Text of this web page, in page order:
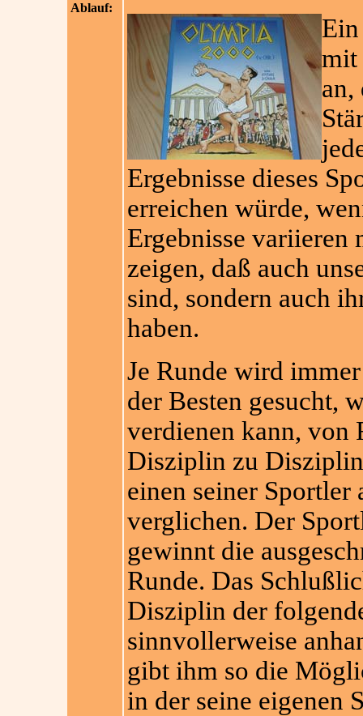
Ablauf:
mit
an,
Ergebnisse dieses
erreichen würde,
Ergebnisse
zeigen, daß auch
sind, sondern auch
haben.
Je Runde wird
der Besten gesucht,
verdienen kann, von
Disziplin zu
einen seiner Sportler
verglichen. Der
gewinnt die
Runde. Das
Disziplin der
sinnvollerweise
gibt ihm so die
in der seine eigenen